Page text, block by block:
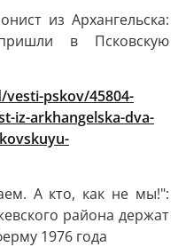
из Архангельска:
в Псковскую
pskov/45804-
iz-arkhangelska-dva-
А кто, как не мы!":
района держат
1976 года